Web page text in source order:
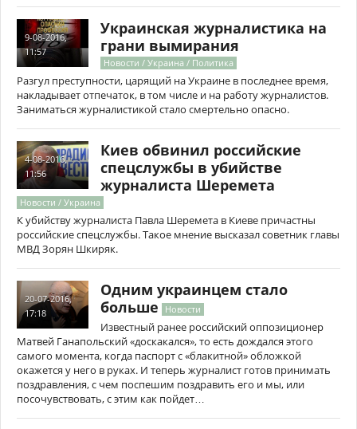
9-08-2016,
11:57
Украинская журналистика на
грани вымирания
Новости / Украина / Политика
Разгул преступности, царящий на Украине в последнее время,
накладывает отпечаток, в том числе и на работу журналистов.
Заниматься журналистикой стало смертельно опасно.
4-08-2016,
11:56
Киев обвинил российские
спецслужбы в убийстве
журналиста Шеремета
Новости / Украина
К убийству журналиста Павла Шеремета в Киеве причастны
российские спецслужбы. Такое мнение высказал советник главы
МВД Зорян Шкиряк.
20-07-2016,
17:18
Одним украинцем стало
больше
Новости
Известный ранее российский оппозиционер
Матвей Ганапольский «доскакался», то есть дождался этого
самого момента, когда паспорт с «блакитной» обложкой
окажется у него в руках. И теперь журналист готов принимать
поздравления, с чем поспешим поздравить его и мы, или
посочувствовать, с этим как пойдет…